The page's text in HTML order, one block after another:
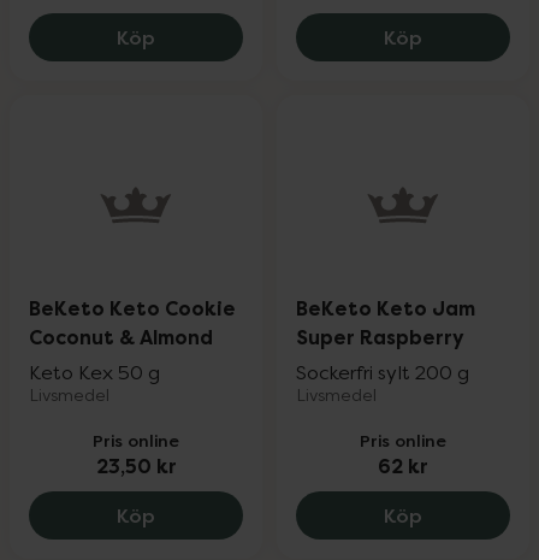
Köp BeKeto Keto Cookie Peanut Butter,
Köp BeKeto
BeKeto Keto Cookie
Coconut & Almond
Keto Kex 50 g
Livsmedel
Pris online
23,50 kr
Köp BeKeto Keto Cookie Coconut &
BeKeto Keto Jam
Super Raspberry
Sockerfri sylt 200 g
Livsmedel
Pris online
62 kr
Köp BeKeto